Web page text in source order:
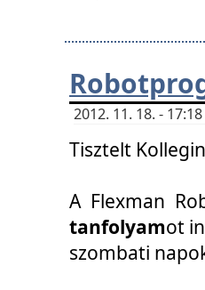
2012. 11. 18. -
Tisztelt
A Flexman
tanfolyamot
szombati